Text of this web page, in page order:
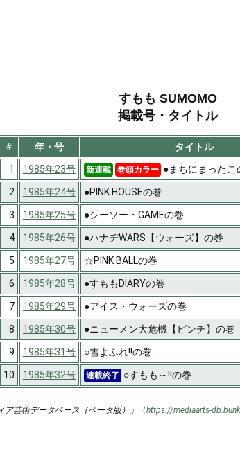
すもも SUMOMO
掲載号・タイトル
# 年・号 タイトル
1
1985年23号 新連載 巻頭カラー ●まちにまったこ
2 1985年24号 ●PINK HOUSEの巻
3 1985年25号 ●シーソー・GAMEの巻
4 1985年26号 ●ハナヂWARS【ウォーズ】の巻
5 1985年27号 ☆PINK BALLの巻
6 1985年28号 ●すももDIARYの巻
7 1985年29号 ●アイス・ウォーズの巻
8 1985年30号 ●ニューメン大危機【ピンチ】の巻
9 1985年31号 ○雪よふれ!!の巻
10 1985年32号 連載終了 ○すもも～!!の巻
ア芸術データベース（ベータ版）」 （https://mediaarts-